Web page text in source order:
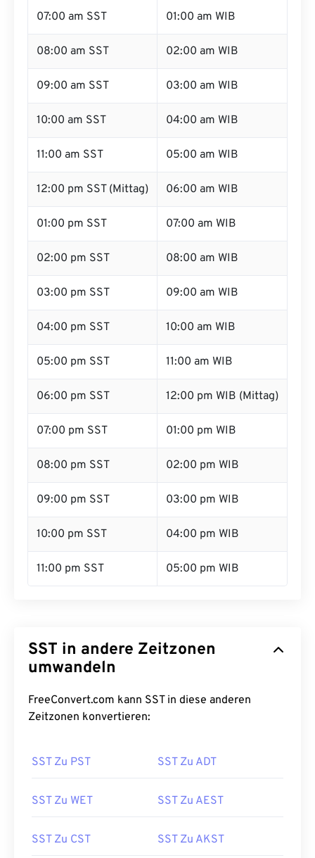
07:00 am SST 01:00 am WIB
08:00 am SST 02:00 am WIB
09:00 am SST 03:00 am WIB
10:00 am SST 04:00 am WIB
11:00 am SST 05:00 am WIB
12:00 pm SST (Mittag) 06:00 am WIB
01:00 pm SST 07:00 am WIB
02:00 pm SST 08:00 am WIB
03:00 pm SST 09:00 am WIB
04:00 pm SST 10:00 am WIB
05:00 pm SST 11:00 am WIB
06:00 pm SST 12:00 pm WIB (Mittag)
07:00 pm SST 01:00 pm WIB
08:00 pm SST 02:00 pm WIB
09:00 pm SST 03:00 pm WIB
10:00 pm SST 04:00 pm WIB
11:00 pm SST 05:00 pm WIB
SST in andere Zeitzonen
umwandeln
FreeConvert.com kann SST in diese anderen
Zeitzonen konvertieren:
SST Zu PST SST Zu ADT
SST Zu WET SST Zu AEST
SST Zu CST SST Zu AKST